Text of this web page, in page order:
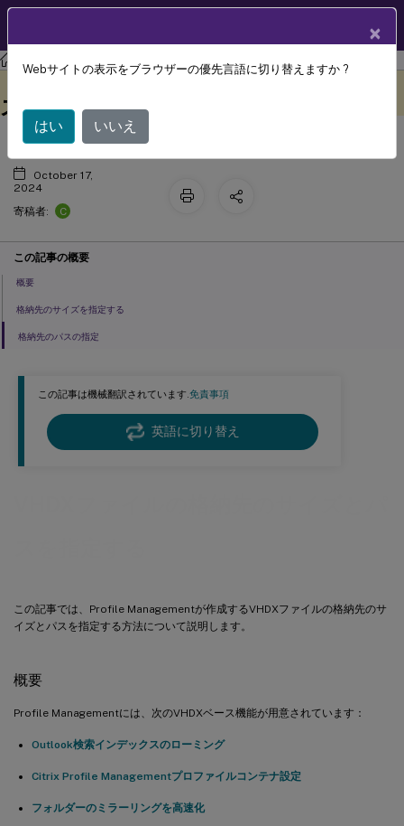
Profile Management Profile Management 2303
この記事は機械翻訳されています.免責事項
英語に切り替え
この記事では、Profile Managementが作成するVHDXファイルの格納先のサ
イズとパスを指定する方法について説明します。
概要
Profile Managementには、次のVHDXベース機能が用意されています：
Outlook検索インデックスのローミング
Citrix Profile Managementプロファイルコンテナ設定
フォルダーのミラーリングを高速化
VHDXファイルの格納先のサイズとパ
スを指定する
October 17,
2024
寄稿者:
C
この記事の概要
概要
格納先のサイズを指定する
格納先のパスの指定
×
Webサイトの表示をブラウザーの優先言語に切り替えますか ?
はい いいえ